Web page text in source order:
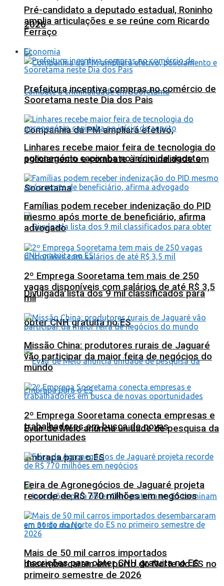
2026
Companhia da PM ampliará efetivo,
policiamento e combate à criminalidade em
Sooretama
Divulgada lista dos 9 mil classificados para
obter CNH gratuita no ES
Evair de Melo anuncia unidade de pesquisa da
Embrapa para o ES
Inscrições para obter CNH gratuita no ES
Pré-candidato a deputado estadual, Roninho
amplia articulações e se reúne com Ricardo
Ferraço
Economia
Prefeitura incentiva compras no comércio de
Sooretama neste Dia dos Pais
Linhares recebe maior feira de tecnologia do
agronegócio capixaba no início de agosto
Famílias podem receber indenização do PID
mesmo após morte de beneficiário, afirma
advogado
2º Emprega Sooretama tem mais de 250
vagas disponíveis com salários de até R$ 3,5
mil
Missão China: produtores rurais de Jaguaré
vão participar da maior feira de negócios do
mundo
2º Emprega Sooretama conecta empresas e
trabalhadores em busca de novas
oportunidades
Feira de Agronegócios de Jaguaré projeta
recorde de R$ 770 milhões em negócios
Mais de 50 mil carros importados
desembarcaram em porto do Norte do ES no
primeiro semestre de 2026